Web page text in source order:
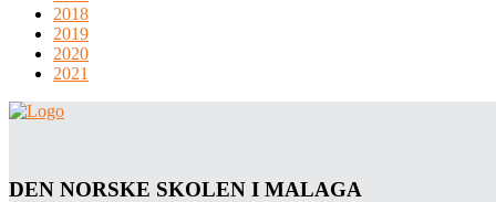
2018
2019
2020
2021
DEN NORSKE SKOLEN I MALAGA